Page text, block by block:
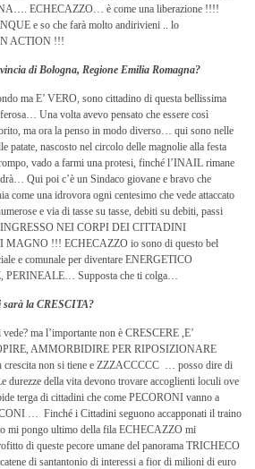
ECHECAZZO… è come una liberazione !!!!
e so che farà molto andirivieni .. lo
ACTION !!!
di Bologna, Regione Emilia Romagna?
ma E’ VERO, sono cittadino di questa bellissima
Una volta avevo pensato che essere così
ma ora la penso in modo diverso… qui sono nelle
patate, nascosto nel circolo delle magnolie alla festa
vado a farmi una protesi, finché l’INAIL rimane
Qui poi c’è un Sindaco giovane e bravo che
come una idrovora ogni centesimo che vede attaccato
e via di tasse su tasse, debiti su debiti, passi
INGRESSO NEI CORPI DEI CITTADINI
!!! ECHECAZZO io sono di questo bel
e comunale per diventare ENERGETICO
Supposta che ti colga…
sarà la CRESCITA?
ma l’importante non è CRESCERE ,E’
AMMORBIDIRE PER RIPOSIZIONARE
non si tiene e ZZZACCCCC … posso dire di
della vita devono trovare accoglienti loculi ove
terga di cittadini che come PECORONI vanno a
… Finché i Cittadini seguono accapponati il traino
mi pongo ultimo della fila ECHECAZZO mi
di queste pecore umane del panorama TRICHECO
di santantonio di interessi a fior di milioni di euro